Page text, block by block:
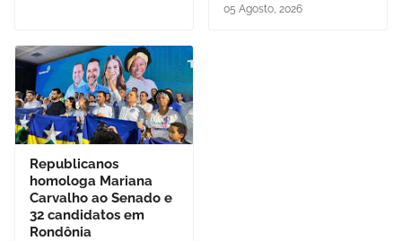
05 Agosto, 2026
Republicanos
homologa Mariana
Carvalho ao Senado e
32 candidatos em
Rondônia